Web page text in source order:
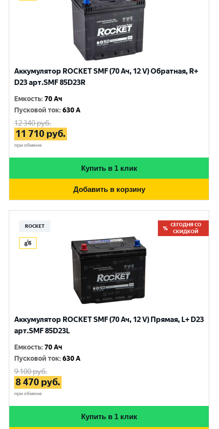
Аккумулятор ROCKET SMF (70 Ач, 12 V) Обратная, R+
D23 арт.SMF 85D23R
Емкость:70 Ач
Пусковой ток:630 A
12 340руб.
11 710 руб.
при обмене
Купить в 1 клик
Добавить в корзину
ROCKET
СЕГОДНЯ СО
СКИДКОЙ
Аккумулятор ROCKET SMF (70 Ач, 12 V) Прямая, L+ D23
арт.SMF 85D23L
Емкость:70 Ач
Пусковой ток:630 A
9 100руб.
8 470 руб.
при обмене
Купить в 1 клик